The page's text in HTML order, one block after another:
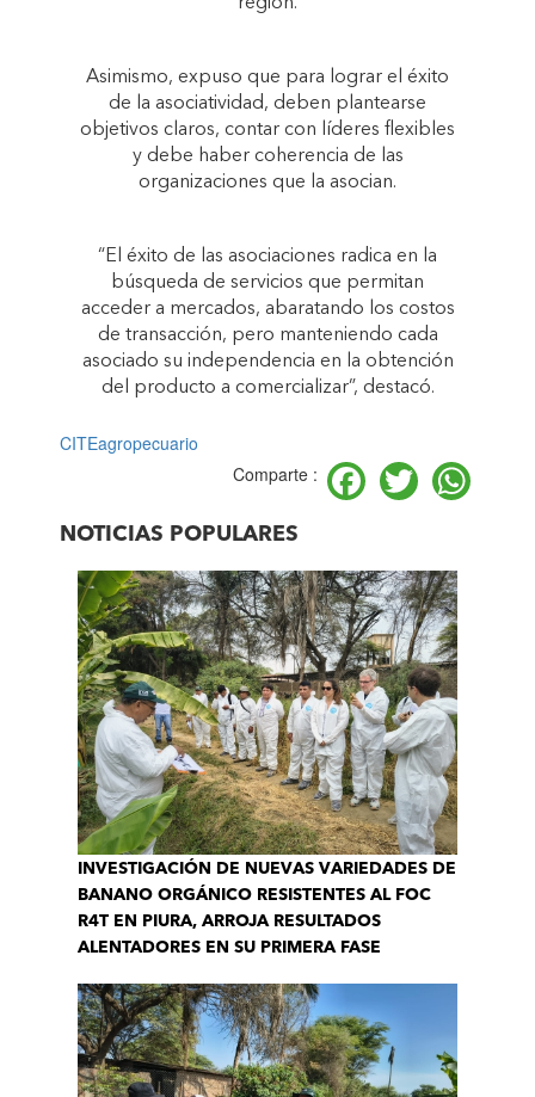
Asimismo, expuso que para lograr el éxito
de la asociatividad, deben plantearse
objetivos claros, contar con líderes flexibles
y debe haber coherencia de las
organizaciones que la asocian.
“El éxito de las asociaciones radica en la
búsqueda de servicios que permitan
acceder a mercados, abaratando los costos
de transacción, pero manteniendo cada
asociado su independencia en la obtención
del producto a comercializar”, destacó.
CITEagropecuario
Comparte :
Facebook
Twitter
NOTICIAS POPULARES
INVESTIGACIÓN DE NUEVAS VARIEDADES DE
BANANO ORGÁNICO RESISTENTES AL FOC
R4T EN PIURA, ARROJA RESULTADOS
ALENTADORES EN SU PRIMERA FASE